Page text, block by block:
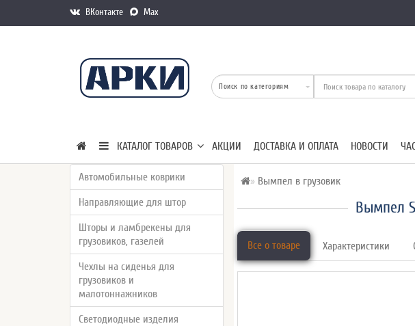
ВКонтакте Max
КАТАЛОГ ТОВАРОВ АКЦИИ ДОСТАВКА И ОПЛАТА НОВОСТИ
Автомобильные коврики
Направляющие для штор
Шторы и ламбрекены для
грузовиков, газелей
Чехлы на сиденья для
грузовиков и
малотоннажников
Светодиодные изделия
Вымпел в грузовик
Вымпел
Все о товаре Характеристики